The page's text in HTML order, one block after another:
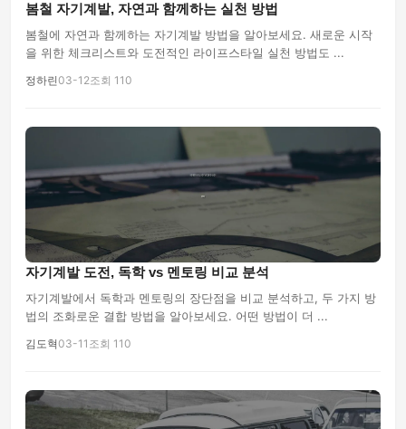
봄철 자기계발, 자연과 함께하는 실천 방법
봄철에 자연과 함께하는 자기계발 방법을 알아보세요. 새로운 시작
을 위한 체크리스트와 도전적인 라이프스타일 실천 방법도 ...
정하린03-12조회 110
자기계발 도전, 독학 vs 멘토링 비교 분석
자기계발에서 독학과 멘토링의 장단점을 비교 분석하고, 두 가지 방
법의 조화로운 결합 방법을 알아보세요. 어떤 방법이 더 ...
김도혁03-11 조회 110